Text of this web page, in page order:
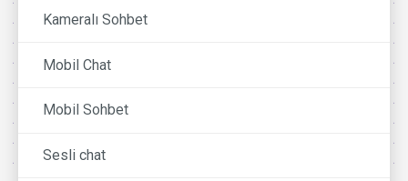
Kameralı Sohbet
Mobil Chat
Mobil Sohbet
Sesli chat